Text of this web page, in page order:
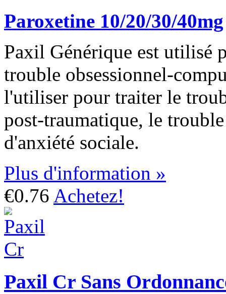
Paroxetine 10/20/30/40mg
Paxil Générique est utilisé
trouble obsessionnel-
l'utiliser pour traiter le
post-traumatique, le
d'anxiété sociale.
Plus d'information »
€0.76 Achetez!
Paxil Cr Sans